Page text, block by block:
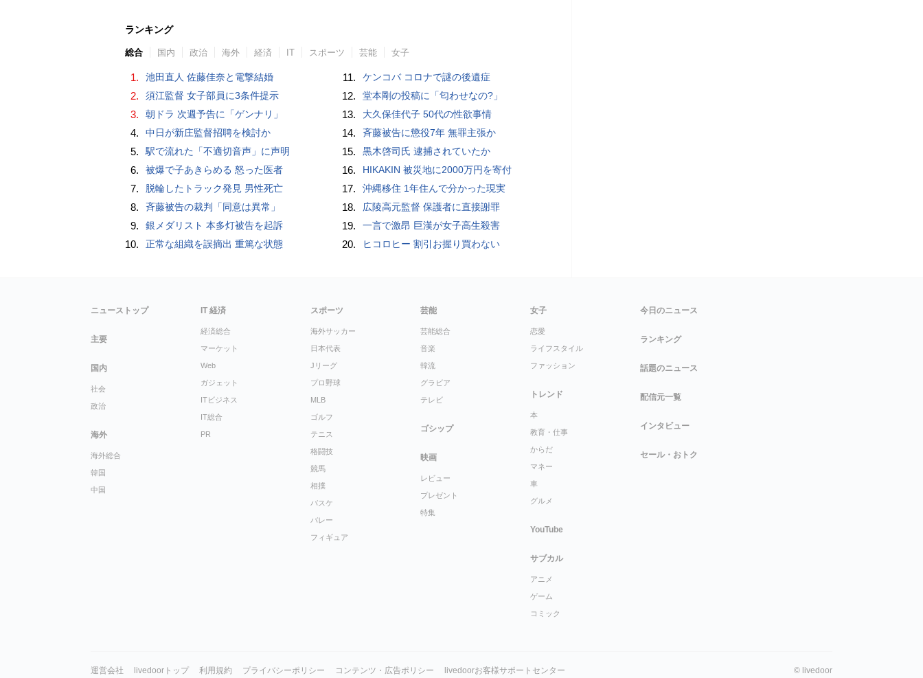
ランキング
総合 国内 政治 海外 経済 IT スポーツ 芸能 女子
1. 池田直人 佐藤佳奈と電撃結婚
2. 須江監督 女子部員に3条件提示
3. 朝ドラ 次週予告に「ゲンナリ」
4. 中日が新庄監督招聘を検討か
5. 駅で流れた「不適切音声」に声明
6. 被爆で子あきらめる 怒った医者
7. 脱輪したトラック発見 男性死亡
8. 斉藤被告の裁判「同意は異常」
9. 銀メダリスト 本多灯被告を起訴
10. 正常な組織を誤摘出 重篤な状態
11. ケンコバ コロナで謎の後遺症
12. 堂本剛の投稿に「匂わせなの?」
13. 大久保佳代子 50代の性欲事情
14. 斉藤被告に懲役7年 無罪主張か
15. 黒木啓司氏 逮捕されていたか
16. HIKAKIN 被災地に2000万円を寄付
17. 沖縄移住 1年住んで分かった現実
18. 広陵高元監督 保護者に直接謝罪
19. 一言で激昂 巨漢が女子高生殺害
20. ヒコロヒー 割引お握り買わない
ニューストップ
主要
国内
社会
政治
海外
海外総合
韓国
中国
IT 経済
経済総合
マーケット
Web
ガジェット
ITビジネス
IT総合
PR
スポーツ
海外サッカー
日本代表
Jリーグ
プロ野球
MLB
ゴルフ
テニス
格闘技
競馬
相撲
バスケ
バレー
フィギュア
芸能
芸能総合
音楽
韓流
グラビア
テレビ
ゴシップ
映画
レビュー
プレゼント
特集
女子
恋愛
ライフスタイル
ファッション
トレンド
本
教育・仕事
からだ
マネー
車
グルメ
YouTube
サブカル
アニメ
ゲーム
コミック
今日のニュース
ランキング
話題のニュース
配信元一覧
インタビュー
セール・おトク
運営会社 livedoorトップ 利用規約 プライバシーポリシー コンテンツ・広告ポリシー livedoorお客様サポートセンター © livedoor